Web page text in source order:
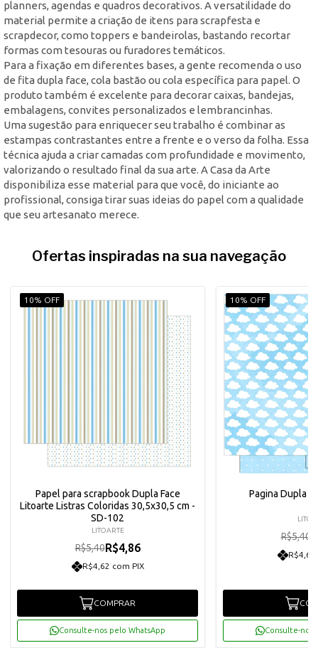
planners, agendas e quadros decorativos. A versatilidade do
material permite a criação de itens para scrapfesta e
scrapdecor, como toppers e bandeirolas, bastando recortar
formas com tesouras ou furadores temáticos.
Para a fixação em diferentes bases, a gente recomenda o uso
de fita dupla face, cola bastão ou cola específica para papel. O
produto também é excelente para decorar caixas, bandejas,
embalagens, convites personalizados e lembrancinhas.
Uma sugestão para enriquecer seu trabalho é combinar as
estampas contrastantes entre a frente e o verso da folha. Essa
técnica ajuda a criar camadas com profundidade e movimento,
valorizando o resultado final da sua arte. A Casa da Arte
disponibiliza esse material para que você, do iniciante ao
profissional, consiga tirar suas ideias do papel com a qualidade
que seu artesanato merece.
Ofertas inspiradas na sua navegação
10% OFF
Papel para scrapbook Dupla Face
Litoarte Listras Coloridas 30,5x30,5 cm -
SD-102
LITOARTE
R$5,40R$4,86
R$4,62 com PIX
COMPRAR
Consulte-nos pelo WhatsApp
10% OFF
Pagina Dupla
R$5,40
R$4,62
Consulte-nos